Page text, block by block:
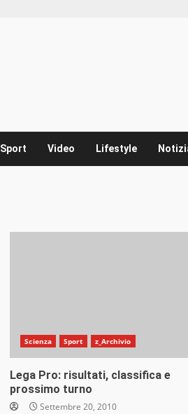
Sport Video Lifestyle
Scienza Sport z_Archivio
Lega Pro: risultati, classifica e
prossimo turno
Settembre 20, 2010